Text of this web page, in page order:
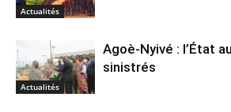
Actualités
Actualités
Agoè-Nyivé : l’État
sinistrés